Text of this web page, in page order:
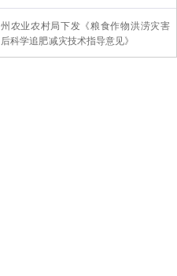
州农业农村局下发《粮食作物洪涝灾害
后科学追肥减灾技术指导意见》